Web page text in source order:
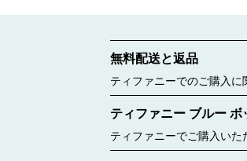
無料配送と返品
ティファニーでのご購入
ご覧ください。
ティファニー ブルー ボ
ティファニーでご購入い
ー ボックスに包んでお届